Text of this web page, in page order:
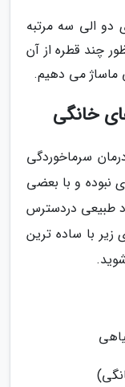
دو الی سه مرتبه
چند قطره از آن
ماساژ می دهیم.
خانگی
سرماخوردگی
نبوده و با بعضی
طبیعی دردسترس
با ساده ترین